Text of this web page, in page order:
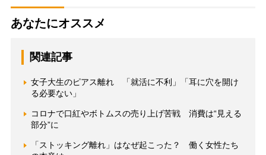
あなたにオススメ
関連記事
女子大生のピアス離れ 「就活に不利」「耳に穴を開け
る必要ない」
コロナで口紅やボトムスの売り上げ苦戦 消費は“見える
部分”に
「ストッキング離れ」はなぜ起こった？ 働く女性たち